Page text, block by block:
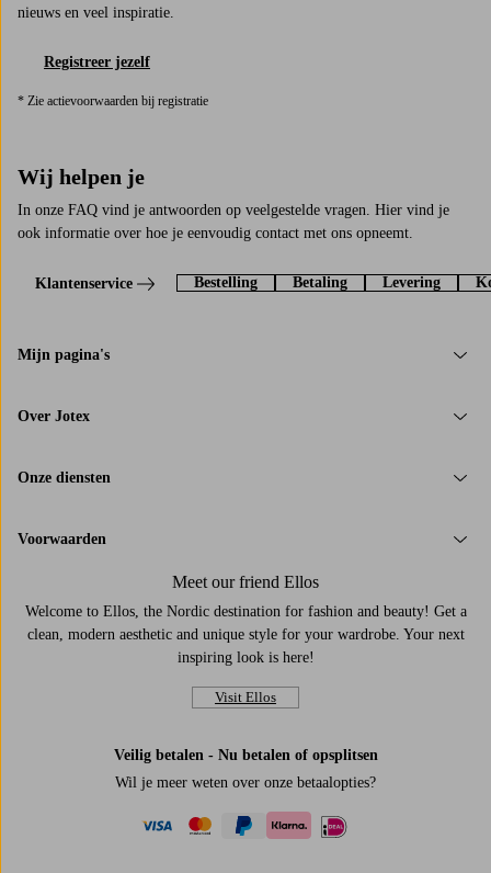
nieuws en veel inspiratie.
Registreer jezelf
* Zie actievoorwaarden bij registratie
Wij helpen je
In onze FAQ vind je antwoorden op veelgestelde vragen. Hier vind je
ook informatie over hoe je eenvoudig contact met ons opneemt.
Klantenservice Bestelling Betaling Levering
Mijn pagina's
Over Jotex
Onze diensten
Voorwaarden
Meet our friend Ellos
Welcome to Ellos, the Nordic destination for fashion and beauty! Get a
clean, modern aesthetic and unique style for your wardrobe. Your next
inspiring look is here!
Visit Ellos
Veilig betalen - Nu betalen of opsplitsen
Wil je meer weten over onze betaalopties?